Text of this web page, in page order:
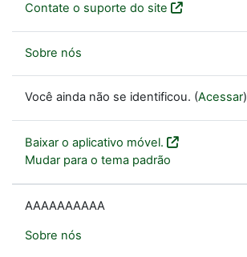
Contate o suporte do site
Sobre nós
Você ainda não se identificou. (Acessar)
Baixar o aplicativo móvel.
Mudar para o tema padrão
AAAAAAAAAA
Sobre nós